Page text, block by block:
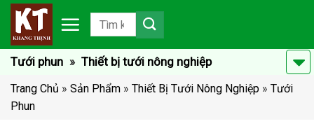
Chuyển
nội
dung
Tưới phun » Thiết bị tưới nông nghiệp
Trang Chủ » Sản Phẩm » Thiết Bị Tưới Nông Nghiệp » Tưới
Phun